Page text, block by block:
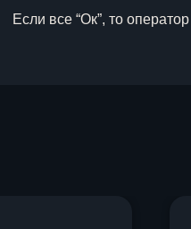
Если все “Ок”, то